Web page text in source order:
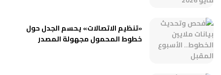
«تنظيم الاتصالات» يحسم الجدل حول
خطوط المحمول مجهولة المصدر